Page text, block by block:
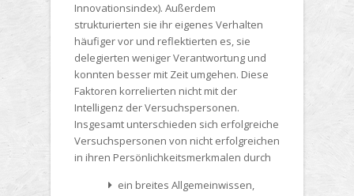
Innovationsindex). Außerdem
strukturierten sie ihr eigenes Verhalten
häufiger vor und reflektierten es, sie
delegierten weniger Verantwortung und
konnten besser mit Zeit umgehen. Diese
Faktoren korrelierten nicht mit der
Intelligenz der Versuchspersonen.
Insgesamt unterschieden sich erfolgreiche
Versuchspersonen von nicht erfolgreichen
in ihren Persönlichkeitsmerkmalen durch
ein breites Allgemeinwissen,